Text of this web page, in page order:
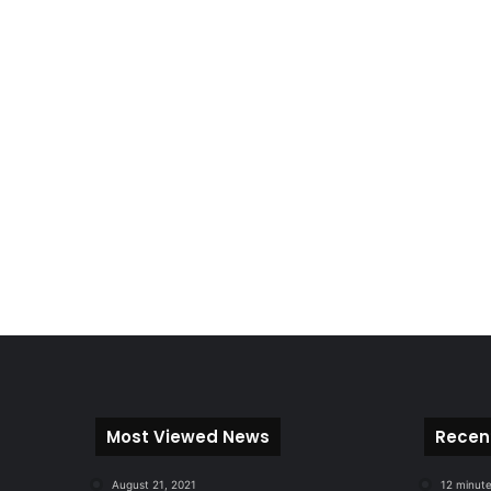
Most Viewed News
August 21, 2021 12